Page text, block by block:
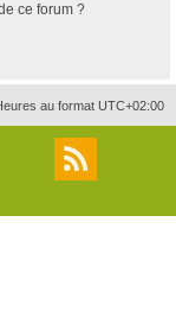
c
ce forum ?
au format UTC+02:00